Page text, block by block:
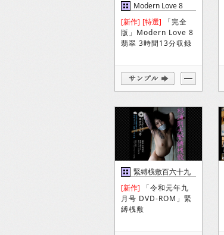
Modern Love 8
DVD
[新作] [特選] 「完全
版」Modern Love 8
翡翠 3時間13分収録
緊縛桟敷百六十九
巻
[新作] 「令和元年九
月号 DVD-ROM」緊
縛桟敷